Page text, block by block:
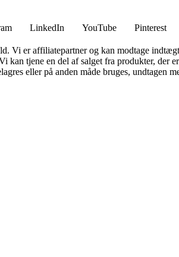
LinkedIn YouTube Pinterest
Vi er affiliatepartner og kan modtage
kan tjene en del af salget fra produkter, der
eller på anden måde bruges, undtagen